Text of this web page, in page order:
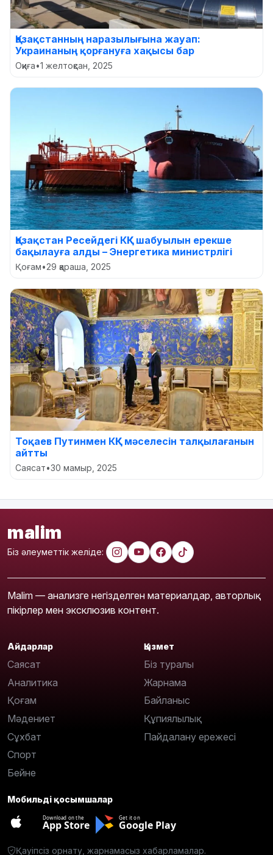
Қазақстанның наразылығына жауап:
Украинаның қорғануға хақысы бар
Оқиға•1 желтоқсан, 2025
Қазақстан Ресейдегі КҚК шабуылын ерекше
бақылауға алды – Энергетика министрлігі
Қоғам•29 қараша, 2025
Тоқаев Путинмен КҚК мәселесін талқылағанын
айтты
Саясат•30 мамыр, 2025
malim
Біз әлеуметтік желіде:
Malim — анализге негізделген материалдар, авторлық
пікірлер мен эксклюзив контент.
Айдарлар
Саясат
Аналитика
Қоғам
Мәдениет
Сұхбат
Спорт
Бейне
Қызмет
Біз туралы
Жарнама
Байланыс
Құпиялылық
Пайдалану ережесі
Мобильді қосымшалар
Download on the
App Store
Get it on
Google Play
Қауіпсіз орнату, жарнамасыз хабарламалар.